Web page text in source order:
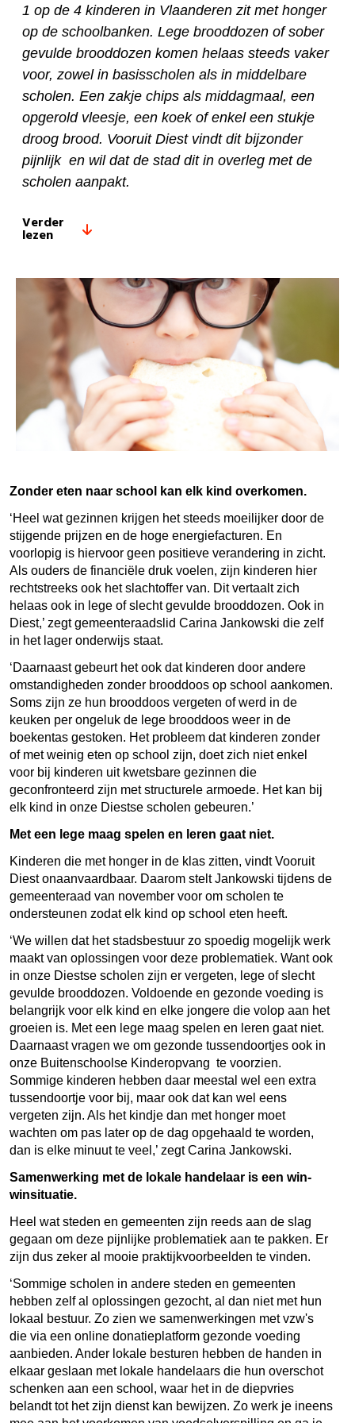
1 op de 4 kinderen in Vlaanderen zit met honger
op de schoolbanken. Lege brooddozen of sober
gevulde brooddozen komen helaas steeds vaker
voor, zowel in basisscholen als in middelbare
scholen. Een zakje chips als middagmaal, een
opgerold vleesje, een koek of enkel een stukje
droog brood. Vooruit Diest vindt dit bijzonder
pijnlijk en wil dat de stad dit in overleg met de
scholen aanpakt.
Verder
lezen
Zonder eten naar school kan elk kind overkomen.
‘Heel wat gezinnen krijgen het steeds moeilijker door de
stijgende prijzen en de hoge energiefacturen. En
voorlopig is hiervoor geen positieve verandering in zicht.
Als ouders de financiële druk voelen, zijn kinderen hier
rechtstreeks ook het slachtoffer van. Dit vertaalt zich
helaas ook in lege of slecht gevulde brooddozen. Ook in
Diest,’ zegt gemeenteraadslid Carina Jankowski die zelf
in het lager onderwijs staat.
‘Daarnaast gebeurt het ook dat kinderen door andere
omstandigheden zonder brooddoos op school aankomen.
Soms zijn ze hun brooddoos vergeten of werd in de
keuken per ongeluk de lege brooddoos weer in de
boekentas gestoken. Het probleem dat kinderen zonder
of met weinig eten op school zijn, doet zich niet enkel
voor bij kinderen uit kwetsbare gezinnen die
geconfronteerd zijn met structurele armoede. Het kan bij
elk kind in onze Diestse scholen gebeuren.’
Met een lege maag spelen en leren gaat niet.
Kinderen die met honger in de klas zitten, vindt Vooruit
Diest onaanvaardbaar. Daarom stelt Jankowski tijdens de
gemeenteraad van november voor om scholen te
ondersteunen zodat elk kind op school eten heeft.
‘We willen dat het stadsbestuur zo spoedig mogelijk werk
maakt van oplossingen voor deze problematiek. Want ook
in onze Diestse scholen zijn er vergeten, lege of slecht
gevulde brooddozen. Voldoende en gezonde voeding is
belangrijk voor elk kind en elke jongere die volop aan het
groeien is. Met een lege maag spelen en leren gaat niet.
Daarnaast vragen we om gezonde tussendoortjes ook in
onze Buitenschoolse Kinderopvang te voorzien.
Sommige kinderen hebben daar meestal wel een extra
tussendoortje voor bij, maar ook dat kan wel eens
vergeten zijn. Als het kindje dan met honger moet
wachten om pas later op de dag opgehaald te worden,
dan is elke minuut te veel,’ zegt Carina Jankowski.
Samenwerking met de lokale handelaar is een win-
winsituatie.
Heel wat steden en gemeenten zijn reeds aan de slag
gegaan om deze pijnlijke problematiek aan te pakken. Er
zijn dus zeker al mooie praktijkvoorbeelden te vinden.
‘Sommige scholen in andere steden en gemeenten
hebben zelf al oplossingen gezocht, al dan niet met hun
lokaal bestuur. Zo zien we samenwerkingen met vzw's
die via een online donatieplatform gezonde voeding
aanbieden. Ander lokale besturen hebben de handen in
elkaar geslaan met lokale handelaars die hun overschot
schenken aan een school, waar het in de diepvries
belandt tot het zijn dienst kan bewijzen. Zo werk je ineens